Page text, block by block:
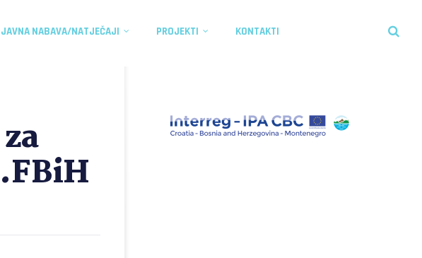
JAVNA NABAVA/NATJEČAJI PROJEKTI KONTAKTI